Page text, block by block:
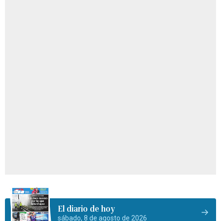
El diario de hoy
sábado, 8 de agosto de 2026